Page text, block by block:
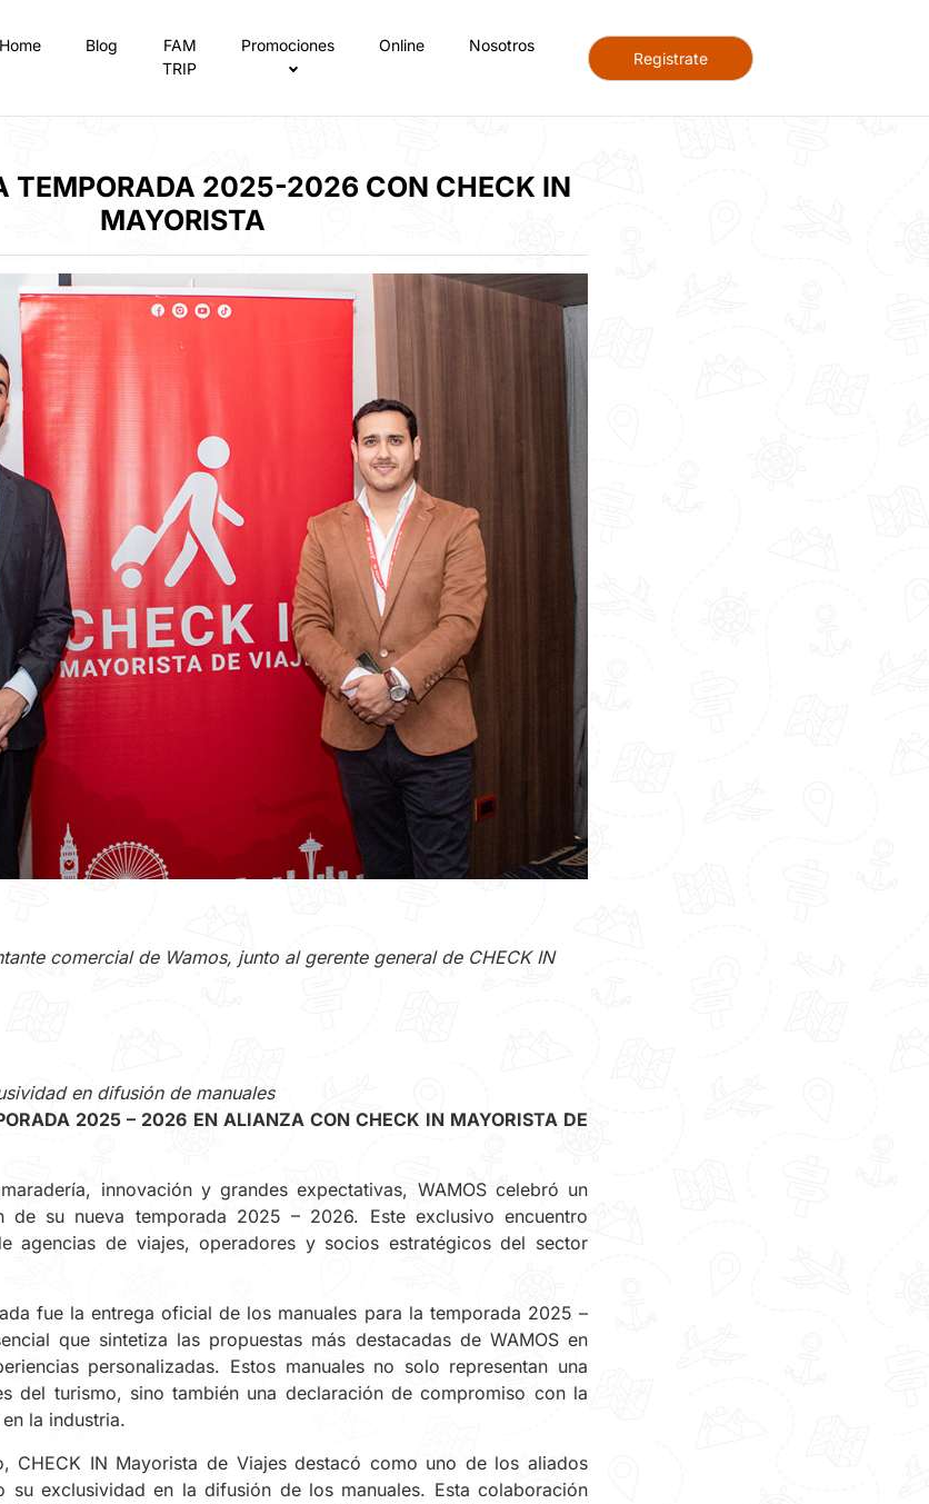
Home Blog
FAM
TRIP
Promociones Online Nosotros
Registrate
TEMPORADA 2025-2026 CON CHECK IN
MAYORISTA
comercial de Wamos, junto al gerente general de CHECK IN
en difusión de manuales
2025 – 2026 EN ALIANZA CON CHECK IN MAYORISTA DE
innovación y grandes expectativas, WAMOS celebró un
de su nueva temporada 2025 – 2026. Este exclusivo encuentro
agencias de viajes, operadores y socios estratégicos del sector
fue la entrega oficial de los manuales para la temporada 2025 –
que sintetiza las propuestas más destacadas de WAMOS en
personalizadas. Estos manuales no solo representan una
del turismo, sino también una declaración de compromiso con la
la industria.
CHECK IN Mayorista de Viajes destacó como uno de los aliados
su exclusividad en la difusión de los manuales. Esta colaboración